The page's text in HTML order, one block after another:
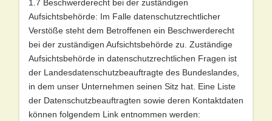
1.7 Beschwerderecht bei der zuständigen
Aufsichtsbehörde: Im Falle datenschutzrechtlicher
Verstöße steht dem Betroffenen ein Beschwerderecht
bei der zuständigen Aufsichtsbehörde zu. Zuständige
Aufsichtsbehörde in datenschutzrechtlichen Fragen ist
der Landesdatenschutzbeauftragte des Bundeslandes,
in dem unser Unternehmen seinen Sitz hat. Eine Liste
der Datenschutzbeauftragten sowie deren Kontaktdaten
können folgendem Link entnommen werden: